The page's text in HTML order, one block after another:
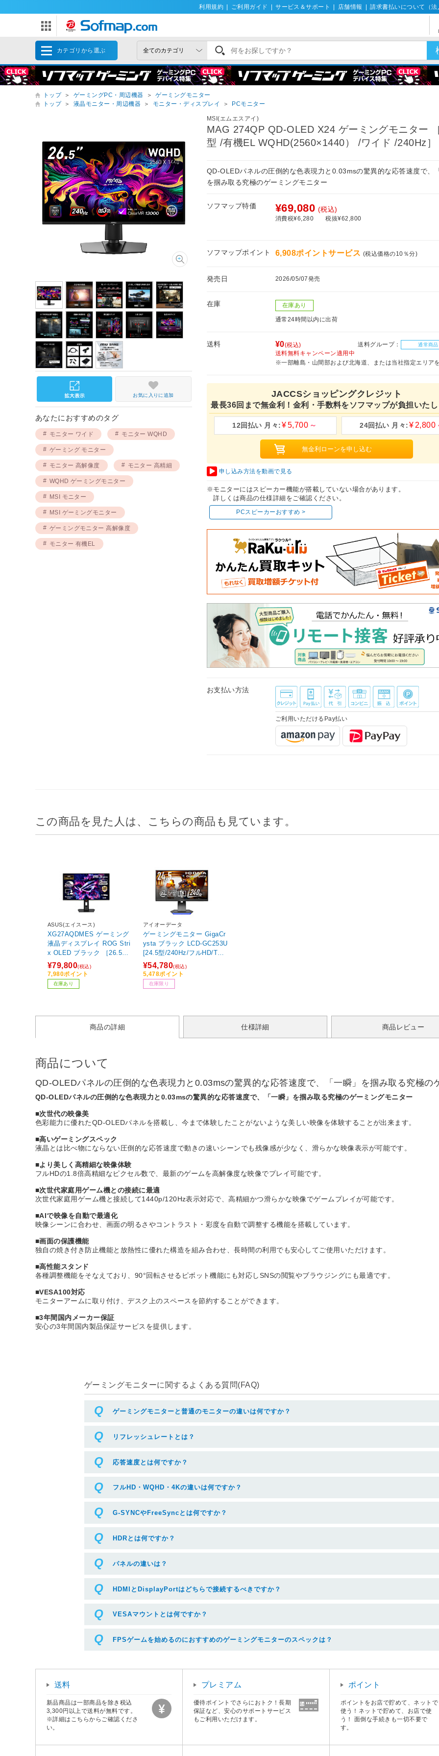
利用規約 ご利用ガイド サービス＆サポート 店舗情報 請求書払いについて（法
カテゴリから選ぶ
トップ ＞ ゲーミングPC・周辺機器 ＞
ゲーミングモニター
トップ
＞ 液晶モニター・周辺機器 ＞ モニター・ディスプレイ ＞ PCモニター
MSI(エムエスアイ)
MAG 274QP QD-OLED X24 ゲーミングモニター
型 /有機EL WQHD(2560×1440） /ワイド /240Hz］
QD-OLEDパネルの圧倒的な色表現力と0.03msの驚異的な応答速度で、
を掴み取る究極のゲーミングモニター
ソフマップ特価 ¥69,080 (税込)
消費税¥6,280 税抜¥62,800
ソフマップポイント 6,908ポイントサービス (税込価格の10％分)
発売日 2026/05/07発売
在庫 在庫あり
通常24時間以内に出荷
送料 ¥0(税込) 送料グループ： 通常商品
送料無料キャンペーン適用中
※一部離島・山間部および北海道、または当社指定エリア
JACCSショッピングクレジット
最長36回まで無金利！金利・手数料をソフマップが負担いたし
5,700 2,800
申し込み方法を動画で見る
※モニターにはスピーカー機能が搭載していない場合があります。
詳しくは商品の仕様詳細をご確認ください。
PCスピーカーおすすめ >
お支払い方法
ご利用いただけるPay払い
お気に入りに追加
あなたにおすすめのタグ
モニター ワイド モニター WQHD
ゲーミング モニター
モニター 高解像度 モニター 高精細
WQHD ゲーミングモニター
MSI モニター
MSI ゲーミングモニター
ゲーミングモニター 高解像度
モニター 有機EL
この商品を見た人は、こちらの商品も見ています。
ASUS(エイスース)
XG27AQDMES ゲーミング
液晶ディスプレイ ROG Stri
x OLED ブラック ［26.5型 /
有機EL WQHD(2560×144
0） /ワイド /240Hz］
¥79,800(税込)
7,980ポイント
在庫あり
アイオーデータ
ゲーミングモニター GigaCr
ysta ブラック LCD-GC253U
[24.5型/240Hz/フルHD/TN
パネル]
¥54,780(税込)
5,478ポイント
在庫限り
商品の詳細 仕様詳細 商品レビュー
商品について
QD-OLEDパネルの圧倒的な色表現力と0.03msの驚異的な応答速度で、「一瞬」を掴み取る究極の
QD-OLEDパネルの圧倒的な色表現力と0.03msの驚異的な応答速度で、「一瞬」を掴み取る究極のゲーミングモニター
■次世代の映像美
色彩能力に優れたQD-OLEDパネルを搭載し、今まで体験したことがないような美しい映像を体験することが出来ます。
■高いゲーミングスペック
液晶とは比べ物にならない圧倒的な応答速度で動きの速いシーンでも残像感が少なく、滑らかな映像表示が可能です。
■より美しく高精細な映像体験
フルHDの1.8倍高精細なピクセル数で、最新のゲームを高解像度な映像でプレイ可能です。
■次世代家庭用ゲーム機との接続に最適
次世代家庭用ゲーム機と接続して1440p/120Hz表示対応で、高精細かつ滑らかな映像でゲームプレイが可能です。
■AIで映像を自動で最適化
映像シーンに合わせ、画面の明るさやコントラスト・彩度を自動で調整する機能を搭載しています。
■画面の保護機能
独自の焼き付き防止機能と放熱性に優れた構造を組み合わせ、長時間の利用でも安心してご使用いただけます。
■高性能スタンド
各種調整機能をそなえており、90°回転させるピボット機能にも対応しSNSの閲覧やブラウジングにも最適です。
■VESA100対応
モニターアームに取り付け、デスク上のスペースを節約することができます。
■3年間国内メーカー保証
安心の3年間国内製品保証サービスを提供します。
ゲーミングモニターに関するよくある質問(FAQ)
ゲーミングモニターと普通のモニターの違いは何ですか？
リフレッシュレートとは？
応答速度とは何ですか？
フルHD・WQHD・4Kの違いは何ですか？
G-SYNCやFreeSyncとは何ですか？
HDRとは何ですか？
パネルの違いは？
HDMIとDisplayPortはどちらで接続するべきですか？
VESAマウントとは何ですか？
FPSゲームを始めるのにおすすめのゲーミングモニターのスペックは？
送料
新品商品は一部商品を除き税込
3,300円以上で送料が無料です。
※詳細はこちらからご確認くださ
い。
プレミアム
優待ポイントでさらにおトク！長期
保証など、安心のサポートサービス
もご利用いただけます。
ポイント
ポイントをお店で貯めて、ネットで
使う！ネットで貯めて、お店で使
う！ 面倒な手続きも一切不要で
す。